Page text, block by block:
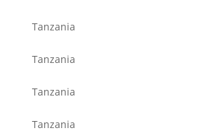
Tanzania
Tanzania
Tanzania
Tanzania